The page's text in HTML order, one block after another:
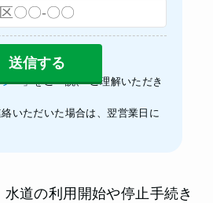
ー」をご一読、 ご理解いただき
いただいた場合は、翌営業日に
道の利用開始や停止手続き